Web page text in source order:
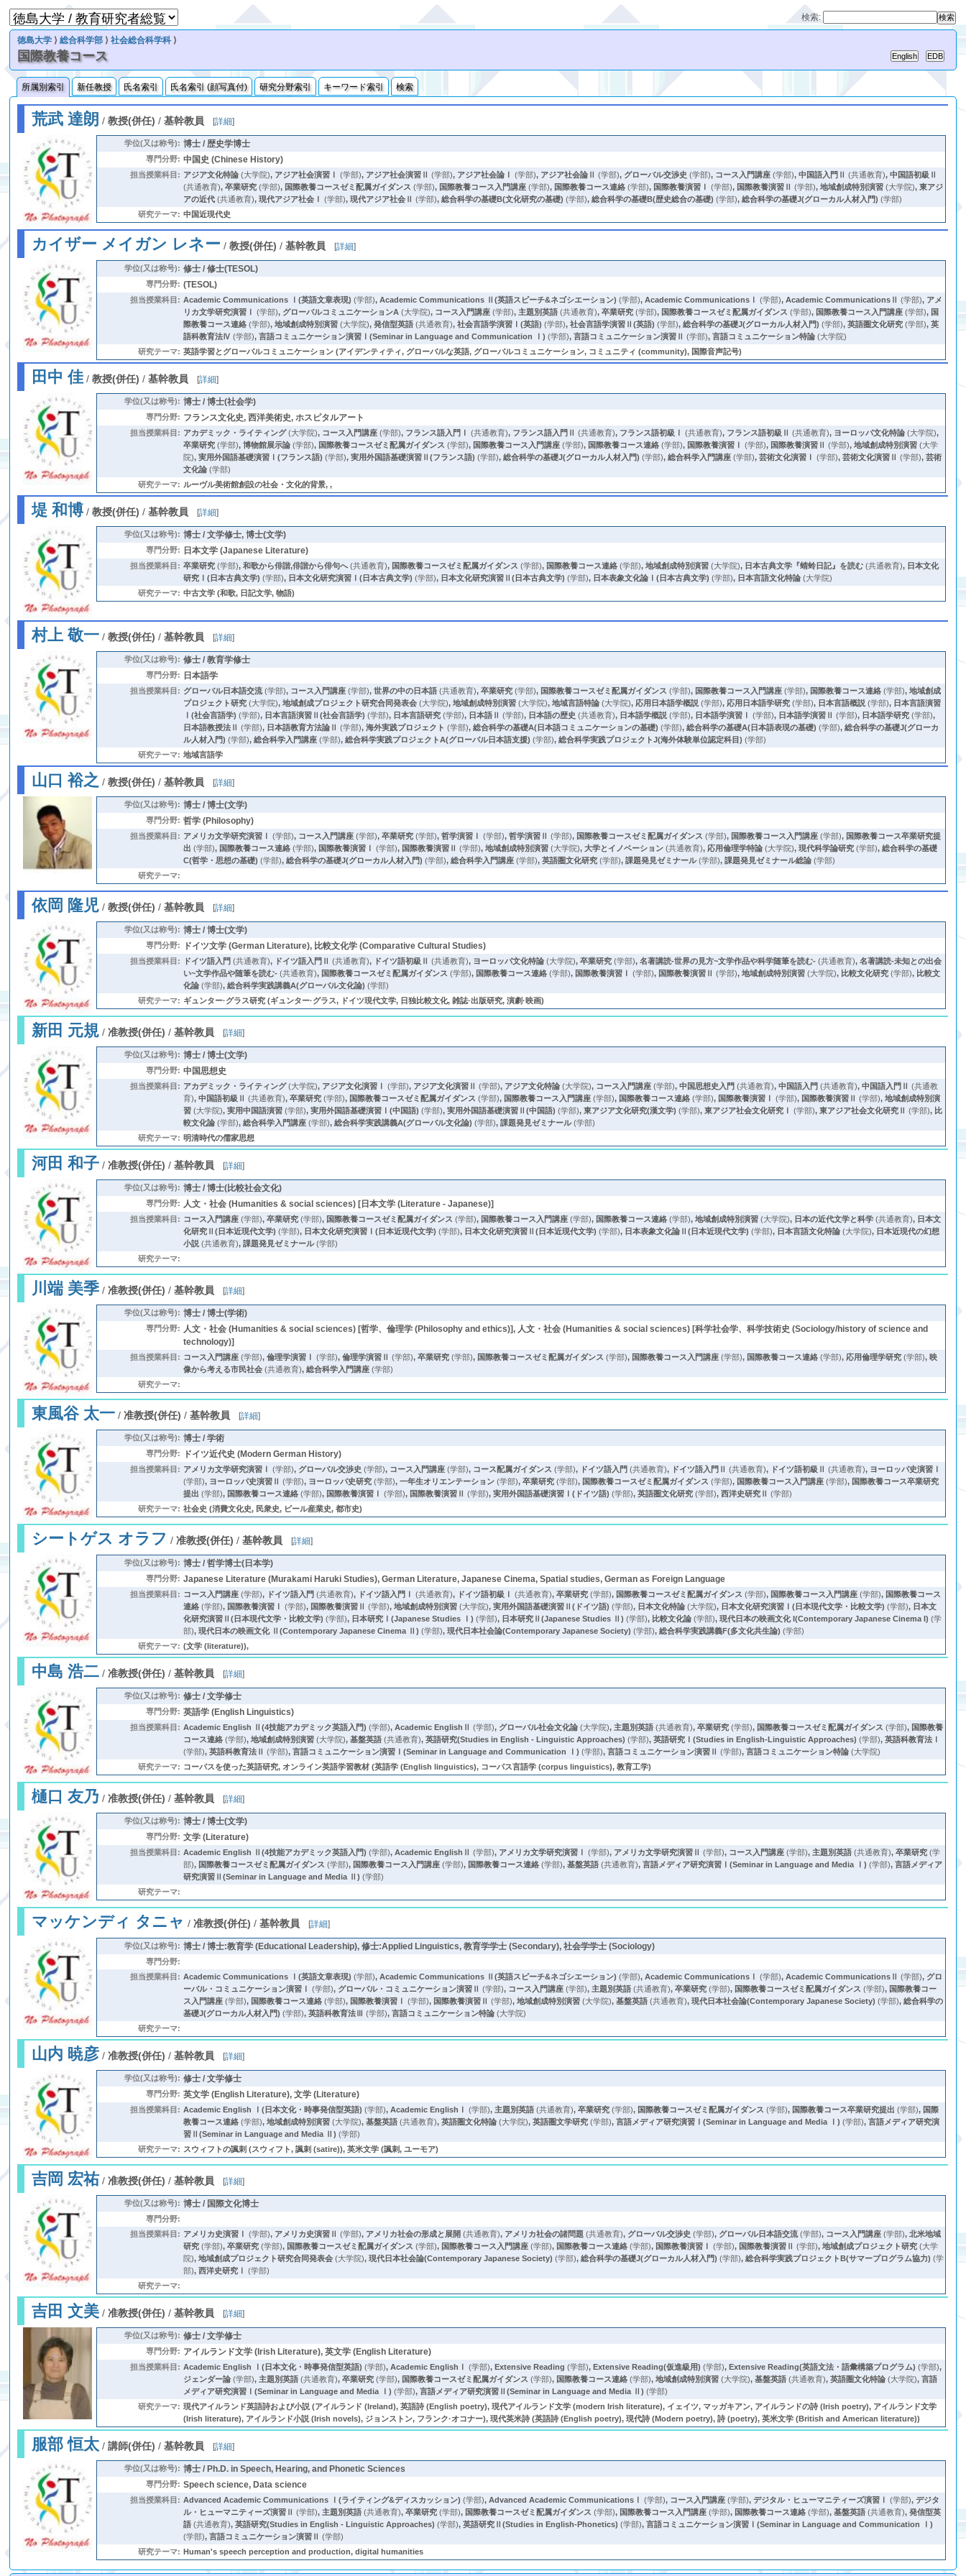
検索:
徳島大学 ⟩総合科学部 ⟩社会総合科学科 ⟩
国際教養コース
所属別索引 新任教授 氏名索引 氏名索引 (顔写真付) 研究分野索引 キーワード索引 検索
荒武 達朗 /教授(併任) /基幹教員 [詳細]
学位(又は称号): 博士 / 歴史学博士
専門分野: 中国史 (Chinese History)
担当授業科目: アジア文化特論 (大学院), アジア社会演習Ⅰ (学部), アジア社会演習Ⅱ (学部), アジア社会論Ⅰ (学部), アジア社会論Ⅱ (学部), グローバル交渉史 (学部), コース入門講座 (学部),中国語入門Ⅱ (共通教育),中国語初級Ⅱ
(共通教育),卒業研究 (学部), 国際教養コースゼミ配属ガイダンス (学部), 国際教養コース入門講座 (学部), 国際教養コース連絡 (学部), 国際教養演習Ⅰ (学部), 国際教養演習Ⅱ (学部),地域創成特別演習 (大学院),東アジ
アの近代 (共通教育),現代アジア社会Ⅰ (学部),現代アジア社会Ⅱ (学部),総合科学の基礎B(文化研究の基礎) (学部),総合科学の基礎B(歴史総合の基礎) (学部),総合科学の基礎J(グローカル人材入門) (学部)
研究テーマ: 中国近現代史
カイザー メイガン レネー /教授(併任) /基幹教員 [詳細]
学位(又は称号): 修士 / 修士(TESOL)
専門分野: (TESOL)
担当授業科目: Academic Communications Ⅰ(英語文章表現) (学部),Academic Communications Ⅱ(英語スピーチ&ネゴシエーション) (学部),Academic CommunicationsⅠ (学部),Academic CommunicationsⅡ (学部), アメ
リカ文学研究演習Ⅰ (学部), グローバルコミュニケーションA (大学院), コース入門講座 (学部),主題別英語 (共通教育),卒業研究 (学部), 国際教養コースゼミ配属ガイダンス (学部), 国際教養コース入門講座 (学部), 国
際教養コース連絡 (学部),地域創成特別演習 (大学院),発信型英語 (共通教育),社会言語学演習Ⅰ(英語) (学部),社会言語学演習Ⅱ(英語) (学部),総合科学の基礎J(グローカル人材入門) (学部),英語圏文化研究 (学部),英
語科教育法Ⅳ (学部),言語コミュニケーション演習Ⅰ(Seminar in Language and Communication Ⅰ) (学部),言語コミュニケーション演習Ⅱ (学部),言語コミュニケーション特論 (大学院)
研究テーマ: 英語学習とグローバルコミュニケーション (アイデンティティ, グローバルな英語, グローバルコミュニケーション, コミュニティ (community), 国際音声記号)
田中 佳 /教授(併任) /基幹教員 [詳細]
学位(又は称号): 博士 / 博士(社会学)
専門分野: フランス文化史, 西洋美術史, ホスピタルアート
担当授業科目: アカデミック・ライティング(大学院), コース入門講座 (学部), フランス語入門Ⅰ (共通教育), フランス語入門Ⅱ (共通教育), フランス語初級Ⅰ (共通教育), フランス語初級Ⅱ (共通教育), ヨーロッパ文化特論 (大学院),
卒業研究 (学部),博物館展示論 (学部), 国際教養コースゼミ配属ガイダンス (学部), 国際教養コース入門講座 (学部), 国際教養コース連絡 (学部), 国際教養演習Ⅰ (学部), 国際教養演習Ⅱ (学部),地域創成特別演習 (大学
院),実用外国語基礎演習Ⅰ(フランス語) (学部),実用外国語基礎演習Ⅱ(フランス語) (学部),総合科学の基礎J(グローカル人材入門) (学部),総合科学入門講座 (学部),芸術文化演習Ⅰ (学部),芸術文化演習Ⅱ (学部),芸術
文化論 (学部)
研究テーマ: ルーヴル美術館創設の社会・文化的背景, ,
堤 和博 /教授(併任) /基幹教員 [詳細]
学位(又は称号): 博士 / 文学修士, 博士(文学)
専門分野: 日本文学 (Japanese Literature)
担当授業科目: 卒業研究 (学部),和歌から俳諧,俳諧から俳句へ(共通教育), 国際教養コースゼミ配属ガイダンス (学部), 国際教養コース連絡 (学部),地域創成特別演習 (大学院), 日本古典文学『蜻蛉日記』を読む (共通教育), 日本文化
研究Ⅰ(日本古典文学) (学部), 日本文化研究演習Ⅰ(日本古典文学) (学部), 日本文化研究演習Ⅱ(日本古典文学) (学部), 日本表象文化論Ⅰ(日本古典文学) (学部), 日本言語文化特論 (大学院)
研究テーマ: 中古文学 (和歌, 日記文学, 物語)
村上 敬一 /教授(併任) /基幹教員 [詳細]
学位(又は称号): 修士 / 教育学修士
専門分野: 日本語学
担当授業科目: グローバル日本語交流 (学部), コース入門講座 (学部),世界の中の日本語 (共通教育),卒業研究 (学部), 国際教養コースゼミ配属ガイダンス (学部), 国際教養コース入門講座 (学部), 国際教養コース連絡 (学部),地域創成
プロジェクト研究 (大学院),地域創成プロジェクト研究合同発表会 (大学院),地域創成特別演習 (大学院),地域言語特論 (大学院), 応用日本語学概説 (学部), 応用日本語学研究 (学部), 日本言語概説 (学部), 日本言語演習
Ⅰ(社会言語学) (学部), 日本言語演習Ⅱ(社会言語学) (学部), 日本言語研究 (学部), 日本語Ⅱ (学部), 日本語の歴史 (共通教育), 日本語学概説 (学部), 日本語学演習Ⅰ (学部), 日本語学演習Ⅱ (学部), 日本語学研究 (学部),
日本語教授法Ⅱ (学部), 日本語教育方法論Ⅱ (学部),海外実践プロジェクト (学部),総合科学の基礎A(日本語コミュニケーションの基礎) (学部),総合科学の基礎A(日本語表現の基礎) (学部),総合科学の基礎J(グローカ
ル人材入門) (学部),総合科学入門講座 (学部),総合科学実践プロジェクトA(グローバル日本語支援) (学部),総合科学実践プロジェクトJ(海外体験単位認定科目) (学部)
研究テーマ: 地域言語学
山口 裕之 /教授(併任) /基幹教員 [詳細]
学位(又は称号): 博士 / 博士(文学)
専門分野: 哲学 (Philosophy)
担当授業科目: アメリカ文学研究演習Ⅰ (学部), コース入門講座 (学部),卒業研究 (学部),哲学演習Ⅰ (学部),哲学演習Ⅱ (学部), 国際教養コースゼミ配属ガイダンス (学部), 国際教養コース入門講座 (学部), 国際教養コース卒業研究提
出 (学部), 国際教養コース連絡 (学部), 国際教養演習Ⅰ (学部), 国際教養演習Ⅱ (学部),地域創成特別演習 (大学院),大学とイノベーション (共通教育), 応用倫理学特論 (大学院),現代科学論研究 (学部),総合科学の基礎
C(哲学・思想の基礎) (学部),総合科学の基礎J(グローカル人材入門) (学部),総合科学入門講座 (学部),英語圏文化研究 (学部),課題発見ゼミナール(学部),課題発見ゼミナール総論 (学部)
研究テーマ:
依岡 隆児 /教授(併任) /基幹教員 [詳細]
学位(又は称号): 博士 / 博士(文学)
専門分野: ドイツ文学 (German Literature), 比較文化学 (Comparative Cultural Studies)
担当授業科目: ドイツ語入門 (共通教育), ドイツ語入門Ⅱ (共通教育), ドイツ語初級Ⅱ (共通教育), ヨーロッパ文化特論 (大学院),卒業研究 (学部),名著講読-世界の見方~文学作品や科学随筆を読む- (共通教育),名著講読-未知との出会
い~文学作品や随筆を読む- (共通教育), 国際教養コースゼミ配属ガイダンス (学部), 国際教養コース連絡 (学部), 国際教養演習Ⅰ (学部), 国際教養演習Ⅱ (学部),地域創成特別演習 (大学院), 比較文化研究 (学部), 比較文
化論 (学部),総合科学実践講義A(グローバル文化論) (学部)
研究テーマ: ギュンター·グラス研究 (ギュンター·グラス, ドイツ現代文学, 日独比較文化, 雑誌·出版研究, 演劇·映画)
新田 元規 /准教授(併任) /基幹教員 [詳細]
学位(又は称号): 博士 / 博士(文学)
専門分野: 中国思想史
担当授業科目: アカデミック・ライティング(大学院), アジア文化演習Ⅰ (学部), アジア文化演習Ⅱ (学部), アジア文化特論 (大学院), コース入門講座 (学部),中国思想史入門 (共通教育),中国語入門 (共通教育),中国語入門Ⅱ (共通教
育),中国語初級Ⅱ (共通教育),卒業研究 (学部), 国際教養コースゼミ配属ガイダンス (学部), 国際教養コース入門講座 (学部), 国際教養コース連絡 (学部), 国際教養演習Ⅰ (学部), 国際教養演習Ⅱ (学部),地域創成特別演
習 (大学院),実用中国語演習 (学部),実用外国語基礎演習Ⅰ(中国語) (学部),実用外国語基礎演習Ⅱ(中国語) (学部),東アジア文化研究(漢文学) (学部),東アジア社会文化研究Ⅰ (学部),東アジア社会文化研究Ⅱ (学部), 比
較文化論 (学部),総合科学入門講座 (学部),総合科学実践講義A(グローバル文化論) (学部),課題発見ゼミナール(学部)
研究テーマ: 明清時代の儒家思想
河田 和子 /准教授(併任) /基幹教員 [詳細]
学位(又は称号): 博士 / 博士(比較社会文化)
専門分野: 人文・社会 (Humanities & social sciences) [日本文学 (Literature - Japanese)]
担当授業科目: コース入門講座 (学部),卒業研究 (学部), 国際教養コースゼミ配属ガイダンス (学部), 国際教養コース入門講座 (学部), 国際教養コース連絡 (学部),地域創成特別演習 (大学院), 日本の近代文学と科学 (共通教育), 日本文
化研究Ⅱ(日本近現代文学) (学部), 日本文化研究演習Ⅰ(日本近現代文学) (学部), 日本文化研究演習Ⅱ(日本近現代文学) (学部), 日本表象文化論Ⅱ(日本近現代文学) (学部), 日本言語文化特論 (大学院), 日本近現代の幻想
小説 (共通教育),課題発見ゼミナール(学部)
研究テーマ:
川端 美季 /准教授(併任) /基幹教員 [詳細]
学位(又は称号): 博士 / 博士(学術)
専門分野: 人文・社会 (Humanities & social sciences) [哲学、倫理学 (Philosophy and ethics)], 人文・社会 (Humanities & social sciences) [科学社会学、科学技術史 (Sociology/history of science and
technology)]
担当授業科目: コース入門講座 (学部),倫理学演習Ⅰ (学部),倫理学演習Ⅱ (学部),卒業研究 (学部), 国際教養コースゼミ配属ガイダンス (学部), 国際教養コース入門講座 (学部), 国際教養コース連絡 (学部), 応用倫理学研究 (学部),映
像から考える市民社会 (共通教育),総合科学入門講座 (学部)
研究テーマ:
東風谷 太一 /准教授(併任) /基幹教員 [詳細]
学位(又は称号): 博士 / 学術
専門分野: ドイツ近代史 (Modern German History)
担当授業科目: アメリカ文学研究演習Ⅰ (学部), グローバル交渉史 (学部), コース入門講座 (学部), コース配属ガイダンス (学部), ドイツ語入門 (共通教育), ドイツ語入門Ⅱ (共通教育), ドイツ語初級Ⅱ (共通教育), ヨーロッパ史演習Ⅰ
(学部), ヨーロッパ史演習Ⅱ (学部), ヨーロッパ史研究 (学部),一年生オリエンテーション (学部),卒業研究 (学部), 国際教養コースゼミ配属ガイダンス (学部), 国際教養コース入門講座 (学部), 国際教養コース卒業研究
提出 (学部), 国際教養コース連絡 (学部), 国際教養演習Ⅰ (学部), 国際教養演習Ⅱ (学部),実用外国語基礎演習Ⅰ(ドイツ語) (学部),英語圏文化研究 (学部),西洋史研究Ⅱ (学部)
研究テーマ: 社会史 (消費文化史, 民衆史, ビール産業史, 都市史)
シートゲス オラフ /准教授(併任) /基幹教員 [詳細]
学位(又は称号): 博士 / 哲学博士(日本学)
専門分野: Japanese Literature (Murakami Haruki Studies), German Literature, Japanese Cinema, Spatial studies, German as Foreign Language
担当授業科目: コース入門講座 (学部), ドイツ語入門 (共通教育), ドイツ語入門Ⅰ (共通教育), ドイツ語初級Ⅰ (共通教育),卒業研究 (学部), 国際教養コースゼミ配属ガイダンス (学部), 国際教養コース入門講座 (学部), 国際教養コース
連絡 (学部), 国際教養演習Ⅰ (学部), 国際教養演習Ⅱ (学部),地域創成特別演習 (大学院),実用外国語基礎演習Ⅱ(ドイツ語) (学部), 日本文化特論 (大学院), 日本文化研究演習Ⅰ(日本現代文学・比較文学) (学部), 日本文
化研究演習Ⅱ(日本現代文学・比較文学) (学部), 日本研究Ⅰ(Japanese Studies Ⅰ) (学部), 日本研究Ⅱ(Japanese Studies Ⅱ) (学部), 比較文化論 (学部),現代日本の映画文化 I(Contemporary Japanese Cinema I) (学
部),現代日本の映画文化 Ⅱ(Contemporary Japanese Cinema Ⅱ) (学部),現代日本社会論(Contemporary Japanese Society) (学部),総合科学実践講義F(多文化共生論) (学部)
研究テーマ: (文学 (literature)),
中島 浩二 /准教授(併任) /基幹教員 [詳細]
学位(又は称号): 修士 / 文学修士
専門分野: 英語学 (English Linguistics)
担当授業科目: Academic English Ⅱ(4技能アカデミック英語入門) (学部),Academic EnglishⅡ (学部), グローバル社会文化論 (大学院),主題別英語 (共通教育),卒業研究 (学部), 国際教養コースゼミ配属ガイダンス (学部), 国際教養
コース連絡 (学部),地域創成特別演習 (大学院),基盤英語 (共通教育),英語研究(Studies in English - Linguistic Approaches) (学部),英語研究Ⅰ(Studies in English-Linguistic Approaches) (学部),英語科教育法Ⅰ
(学部),英語科教育法Ⅱ (学部),言語コミュニケーション演習Ⅰ(Seminar in Language and Communication Ⅰ) (学部),言語コミュニケーション演習Ⅱ (学部),言語コミュニケーション特論 (大学院)
研究テーマ: コーパスを使った英語研究, オンライン英語学習教材 (英語学 (English linguistics), コーパス言語学 (corpus linguistics), 教育工学)
樋口 友乃 /准教授(併任) /基幹教員 [詳細]
学位(又は称号): 博士 / 博士(文学)
専門分野: 文学 (Literature)
担当授業科目: Academic English Ⅱ(4技能アカデミック英語入門) (学部),Academic EnglishⅡ (学部), アメリカ文学研究演習Ⅰ (学部), アメリカ文学研究演習Ⅱ (学部), コース入門講座 (学部),主題別英語 (共通教育),卒業研究 (学
部), 国際教養コースゼミ配属ガイダンス (学部), 国際教養コース入門講座 (学部), 国際教養コース連絡 (学部),基盤英語 (共通教育),言語メディア研究演習Ⅰ(Seminar in Language and Media Ⅰ) (学部),言語メディア
研究演習Ⅱ(Seminar in Language and Media Ⅱ) (学部)
研究テーマ:
マッケンディ タニャ /准教授(併任) /基幹教員 [詳細]
学位(又は称号): 博士 / 博士:教育学 (Educational Leadership), 修士:Applied Linguistics, 教育学学士 (Secondary), 社会学学士 (Sociology)
専門分野:
担当授業科目: Academic Communications Ⅰ(英語文章表現) (学部),Academic Communications Ⅱ(英語スピーチ&ネゴシエーション) (学部),Academic CommunicationsⅠ (学部),Academic CommunicationsⅡ (学部), グロ
ーバル・コミュニケーション演習Ⅰ (学部), グローバル・コミュニケーション演習Ⅱ (学部), コース入門講座 (学部),主題別英語 (共通教育),卒業研究 (学部), 国際教養コースゼミ配属ガイダンス (学部), 国際教養コー
ス入門講座 (学部), 国際教養コース連絡 (学部), 国際教養演習Ⅰ (学部), 国際教養演習Ⅱ (学部),地域創成特別演習 (大学院),基盤英語 (共通教育),現代日本社会論(Contemporary Japanese Society) (学部),総合科学の
基礎J(グローカル人材入門) (学部),英語科教育法Ⅲ (学部),言語コミュニケーション特論 (大学院)
研究テーマ:
山内 暁彦 /准教授(併任) /基幹教員 [詳細]
学位(又は称号): 修士 / 文学修士
専門分野: 英文学 (English Literature), 文学 (Literature)
担当授業科目: Academic English Ⅰ(日本文化・時事発信型英語) (学部),Academic EnglishⅠ (学部),主題別英語 (共通教育),卒業研究 (学部), 国際教養コースゼミ配属ガイダンス (学部), 国際教養コース卒業研究提出 (学部), 国際
教養コース連絡 (学部),地域創成特別演習 (大学院),基盤英語 (共通教育),英語圏文化特論 (大学院),英語圏文学研究 (学部),言語メディア研究演習Ⅰ(Seminar in Language and Media Ⅰ) (学部),言語メディア研究演
習Ⅱ(Seminar in Language and Media Ⅱ) (学部)
研究テーマ: スウィフトの諷刺 (スウィフト, 諷刺 (satire)), 英米文学 (諷刺, ユーモア)
吉岡 宏祐 /准教授(併任) /基幹教員 [詳細]
学位(又は称号): 博士 / 国際文化博士
専門分野:
担当授業科目: アメリカ史演習Ⅰ (学部), アメリカ史演習Ⅱ (学部), アメリカ社会の形成と展開 (共通教育), アメリカ社会の諸問題 (共通教育), グローバル交渉史 (学部), グローバル日本語交流 (学部), コース入門講座 (学部),北米地域
研究 (学部),卒業研究 (学部), 国際教養コースゼミ配属ガイダンス (学部), 国際教養コース入門講座 (学部), 国際教養コース連絡 (学部), 国際教養演習Ⅰ (学部), 国際教養演習Ⅱ (学部),地域創成プロジェクト研究 (大学
院),地域創成プロジェクト研究合同発表会 (大学院),現代日本社会論(Contemporary Japanese Society) (学部),総合科学の基礎J(グローカル人材入門) (学部),総合科学実践プロジェクトB(サマープログラム協力) (学
部),西洋史研究Ⅰ (学部)
研究テーマ:
吉田 文美 /准教授(併任) /基幹教員 [詳細]
学位(又は称号): 修士 / 文学修士
専門分野: アイルランド文学 (Irish Literature), 英文学 (English Literature)
担当授業科目: Academic English Ⅰ(日本文化・時事発信型英語) (学部),Academic EnglishⅠ (学部),Extensive Reading (学部),Extensive Reading(仮進級用) (学部),Extensive Reading(英語文法・語彙構築プログラム) (学部),
ジェンダー論 (学部),主題別英語 (共通教育),卒業研究 (学部), 国際教養コースゼミ配属ガイダンス (学部), 国際教養コース連絡 (学部),地域創成特別演習 (大学院),基盤英語 (共通教育),英語圏文化特論 (大学院),言語
メディア研究演習Ⅰ(Seminar in Language and Media Ⅰ) (学部),言語メディア研究演習Ⅱ(Seminar in Language and Media Ⅱ) (学部)
研究テーマ: 現代アイルランド英語詩および小説 (アイルランド (Ireland), 英語詩 (English poetry), 現代アイルランド文学 (modern Irish literature), イェイツ, マッガキアン, アイルランドの詩 (Irish poetry), アイルランド文学
(Irish literature), アイルランド小説 (Irish novels), ジョンストン, フランク·オコナー), 現代英米詩 (英語詩 (English poetry), 現代詩 (Modern poetry), 詩 (poetry), 英米文学 (British and American literature))
服部 恒太 /講師(併任) /基幹教員 [詳細]
学位(又は称号): 博士 / Ph.D. in Speech, Hearing, and Phonetic Sciences
専門分野: Speech science, Data science
担当授業科目: Advanced Academic Communications Ⅰ(ライティング&ディスカッション) (学部),Advanced Academic CommunicationsⅠ (学部), コース入門講座 (学部),デジタル・ヒューマニティーズ演習Ⅰ (学部),デジタ
ル・ヒューマニティーズ演習Ⅱ (学部),主題別英語 (共通教育),卒業研究 (学部), 国際教養コースゼミ配属ガイダンス (学部), 国際教養コース入門講座 (学部), 国際教養コース連絡 (学部),基盤英語 (共通教育),発信型英
語 (共通教育),英語研究(Studies in English - Linguistic Approaches) (学部),英語研究Ⅱ(Studies in English-Phonetics) (学部),言語コミュニケーション演習Ⅰ(Seminar in Language and Communication Ⅰ)
(学部),言語コミュニケーション演習Ⅱ (学部)
研究テーマ: Human's speech perception and production, digital humanities